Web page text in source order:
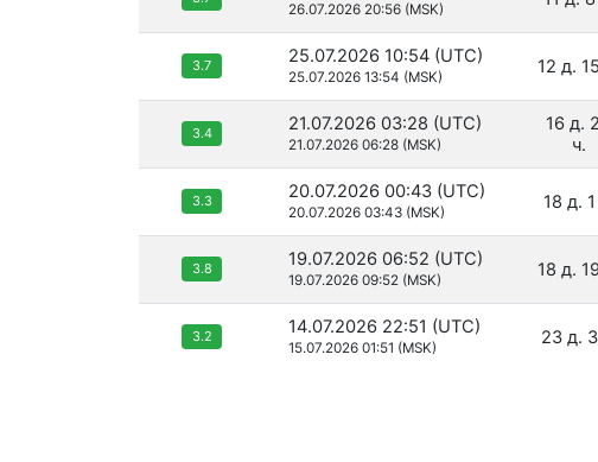
26.07.2026 20:56 (MSK)
3.7 25.07.2026 10:54 (UTC)
25.07.2026 13:54 (MSK) 12 д.
3.4 21.07.2026 03:28 (UTC)
21.07.2026 06:28 (MSK)
16 д.
ч.
3.3 20.07.2026 00:43 (UTC)
20.07.2026 03:43 (MSK) 18 д.
3.8 19.07.2026 06:52 (UTC)
19.07.2026 09:52 (MSK) 18 д.
3.2 14.07.2026 22:51 (UTC)
15.07.2026 01:51 (MSK) 23 д.